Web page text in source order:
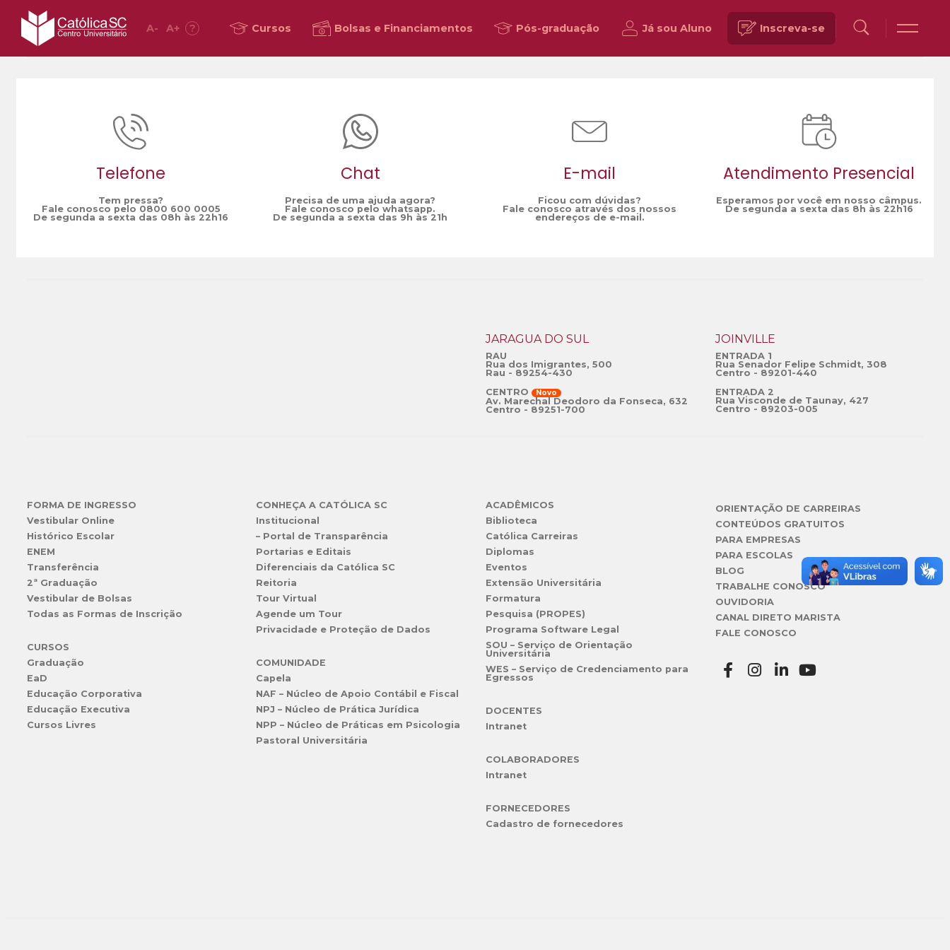
A- A+ ? Cursos Bolsas e Financiamentos Pós-graduação Já sou Aluno Inscreva-se
Home Recepeti
Telefone
Tem pressa?
Fale conosco pelo 0800 600 0005
De segunda a sexta das 08h às 22h16
Chat
Precisa de uma ajuda agora?
Fale conosco pelo whatsapp.
De segunda a sexta das 9h às 21h
E-mail
Ficou com dúvidas?
Fale conosco através dos nossos
endereços de e-mail.
Atendimento Presencial
Esperamos por você em nosso câmpus.
De segunda a sexta das 8h às 22h16
JARAGUÁ DO SUL
RAU
Rua dos Imigrantes, 500
Rau - 89254-430
CENTRO
Novo
Av. Marechal Deodoro da Fonseca, 632
Centro - 89251-700
JOINVILLE
ENTRADA 1
Rua Senador Felipe Schmidt, 308
Centro - 89201-440
ENTRADA 2
Rua Visconde de Taunay, 427
Centro - 89203-005
FORMA DE INGRESSO
Vestibular Online
Histórico Escolar
ENEM
Transferência
2ª Graduação
Vestibular de Bolsas
Todas as Formas de Inscrição
CURSOS
Graduação
EaD
Educação Corporativa
Educação Executiva
Cursos Livres
CONHEÇA A CATÓLICA SC
Institucional
– Portal de Transparência
Portarias e Editais
Diferenciais da Católica SC
Reitoria
Tour Virtual
Agende um Tour
Privacidade e Proteção de Dados
COMUNIDADE
Capela
NAF – Núcleo de Apoio Contábil e Fiscal
NPJ – Núcleo de Prática Jurídica
NPP – Núcleo de Práticas em Psicologia
Pastoral Universitária
ACADÊMICOS
Biblioteca
Católica Carreiras
Diplomas
Eventos
Extensão Universitária
Formatura
Pesquisa (PROPES)
Programa Software Legal
SOU – Serviço de Orientação
Universitária
WES – Serviço de Credenciamento para
Egressos
DOCENTES
Intranet
COLABORADORES
Intranet
FORNECEDORES
Cadastro de fornecedores
ORIENTAÇÃO DE CARREIRAS
CONTEÚDOS GRATUITOS
PARA EMPRESAS
PARA ESCOLAS
BLOG
TRABALHE CONOSCO
OUVIDORIA
CANAL DIRETO MARISTA
FALE CONOSCO